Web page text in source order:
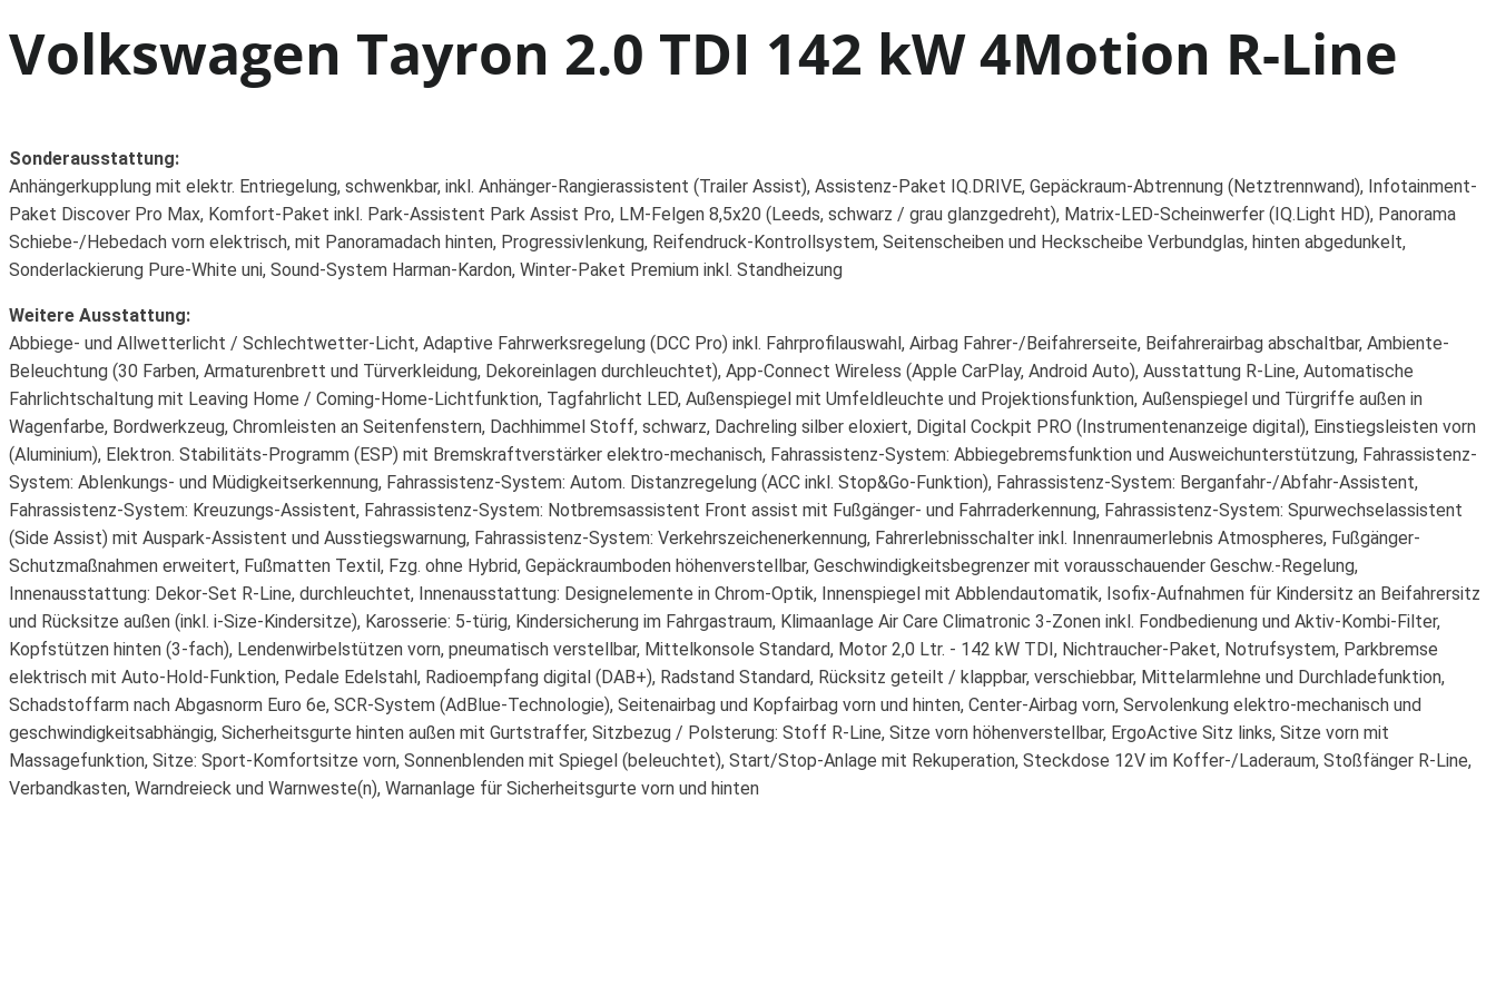
Volkswagen Tayron 2.0 TDI 142 kW 4Motion R-Line
Sonderausstattung:
Anhängerkupplung mit elektr. Entriegelung, schwenkbar, inkl. Anhänger-Rangierassistent (Trailer Assist), Assistenz-Paket IQ.DRIVE, Gepäckraum-Abtrennung (Netztrennwand), Infotainment-
Paket Discover Pro Max, Komfort-Paket inkl. Park-Assistent Park Assist Pro, LM-Felgen 8,5x20 (Leeds, schwarz / grau glanzgedreht), Matrix-LED-Scheinwerfer (IQ.Light HD), Panorama
Schiebe-/Hebedach vorn elektrisch, mit Panoramadach hinten, Progressivlenkung, Reifendruck-Kontrollsystem, Seitenscheiben und Heckscheibe Verbundglas, hinten abgedunkelt,
Sonderlackierung Pure-White uni, Sound-System Harman-Kardon, Winter-Paket Premium inkl. Standheizung
Weitere Ausstattung:
Abbiege- und Allwetterlicht / Schlechtwetter-Licht, Adaptive Fahrwerksregelung (DCC Pro) inkl. Fahrprofilauswahl, Airbag Fahrer-/Beifahrerseite, Beifahrerairbag abschaltbar, Ambiente-
Beleuchtung (30 Farben, Armaturenbrett und Türverkleidung, Dekoreinlagen durchleuchtet), App-Connect Wireless (Apple CarPlay, Android Auto), Ausstattung R-Line, Automatische
Fahrlichtschaltung mit Leaving Home / Coming-Home-Lichtfunktion, Tagfahrlicht LED, Außenspiegel mit Umfeldleuchte und Projektionsfunktion, Außenspiegel und Türgriffe außen in
Wagenfarbe, Bordwerkzeug, Chromleisten an Seitenfenstern, Dachhimmel Stoff, schwarz, Dachreling silber eloxiert, Digital Cockpit PRO (Instrumentenanzeige digital), Einstiegsleisten vorn
(Aluminium), Elektron. Stabilitäts-Programm (ESP) mit Bremskraftverstärker elektro-mechanisch, Fahrassistenz-System: Abbiegebremsfunktion und Ausweichunterstützung, Fahrassistenz-
System: Ablenkungs- und Müdigkeitserkennung, Fahrassistenz-System: Autom. Distanzregelung (ACC inkl. Stop&Go-Funktion), Fahrassistenz-System: Berganfahr-/Abfahr-Assistent,
Fahrassistenz-System: Kreuzungs-Assistent, Fahrassistenz-System: Notbremsassistent Front assist mit Fußgänger- und Fahrraderkennung, Fahrassistenz-System: Spurwechselassistent
(Side Assist) mit Auspark-Assistent und Ausstiegswarnung, Fahrassistenz-System: Verkehrszeichenerkennung, Fahrerlebnisschalter inkl. Innenraumerlebnis Atmospheres, Fußgänger-
Schutzmaßnahmen erweitert, Fußmatten Textil, Fzg. ohne Hybrid, Gepäckraumboden höhenverstellbar, Geschwindigkeitsbegrenzer mit vorausschauender Geschw.-Regelung,
Innenausstattung: Dekor-Set R-Line, durchleuchtet, Innenausstattung: Designelemente in Chrom-Optik, Innenspiegel mit Abblendautomatik, Isofix-Aufnahmen für Kindersitz an Beifahrersitz
und Rücksitze außen (inkl. i-Size-Kindersitze), Karosserie: 5-türig, Kindersicherung im Fahrgastraum, Klimaanlage Air Care Climatronic 3-Zonen inkl. Fondbedienung und Aktiv-Kombi-Filter,
Kopfstützen hinten (3-fach), Lendenwirbelstützen vorn, pneumatisch verstellbar, Mittelkonsole Standard, Motor 2,0 Ltr. - 142 kW TDI, Nichtraucher-Paket, Notrufsystem, Parkbremse
elektrisch mit Auto-Hold-Funktion, Pedale Edelstahl, Radioempfang digital (DAB+), Radstand Standard, Rücksitz geteilt / klappbar, verschiebbar, Mittelarmlehne und Durchladefunktion,
Schadstoffarm nach Abgasnorm Euro 6e, SCR-System (AdBlue-Technologie), Seitenairbag und Kopfairbag vorn und hinten, Center-Airbag vorn, Servolenkung elektro-mechanisch und
geschwindigkeitsabhängig, Sicherheitsgurte hinten außen mit Gurtstraffer, Sitzbezug / Polsterung: Stoff R-Line, Sitze vorn höhenverstellbar, ErgoActive Sitz links, Sitze vorn mit
Massagefunktion, Sitze: Sport-Komfortsitze vorn, Sonnenblenden mit Spiegel (beleuchtet), Start/Stop-Anlage mit Rekuperation, Steckdose 12V im Koffer-/Laderaum, Stoßfänger R-Line,
Verbandkasten, Warndreieck und Warnweste(n), Warnanlage für Sicherheitsgurte vorn und hinten